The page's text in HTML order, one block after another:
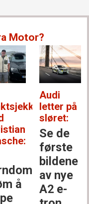
Motor?
å
Audi
letter på
sløret:
Se de
første
bildene
av nye
A2 e-